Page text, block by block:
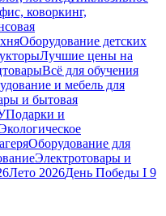
коворкинг,
Оборудование детских
Лучшие цены на
Всё для обучения
и мебель для
и бытовая
Подарки и
Оборудование для
Электротовары и
Лето 2026День Победы I 9